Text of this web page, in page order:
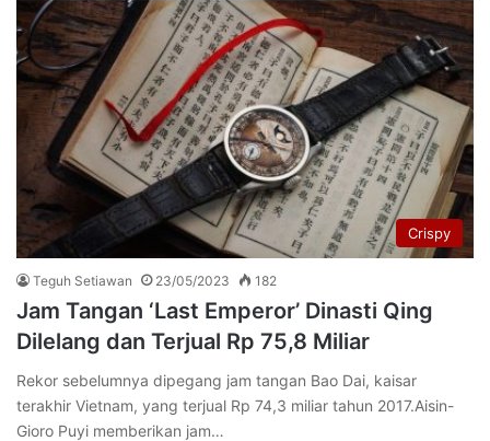
Crispy
Teguh Setiawan 23/05/2023 182
Jam Tangan ‘Last Emperor’ Dinasti Qing
Dilelang dan Terjual Rp 75,8 Miliar
Rekor sebelumnya dipegang jam tangan Bao Dai, kaisar
terakhir Vietnam, yang terjual Rp 74,3 miliar tahun 2017.Aisin-
Gioro Puyi memberikan jam…